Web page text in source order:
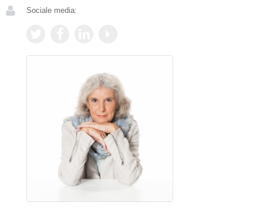
Sociale media: